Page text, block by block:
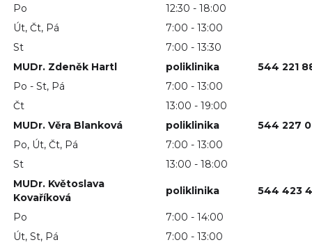
Po
12:30 - 18:00
Út, Čt, Pá
7:00 - 13:00
St
7:00 - 13:30
MUDr. Zdeněk Hartl
poliklinika
544 221
Po - St, Pá
7:00 - 13:00
Čt
13:00 - 19:00
MUDr. Věra Blanková
poliklinika
544 227
Po, Út, Čt, Pá
7:00 - 13:00
St
13:00 - 18:00
MUDr. Květoslava
Kovaříková
poliklinika 544 423
Po
7:00 - 14:00
Út, St, Pá
7:00 - 13:00